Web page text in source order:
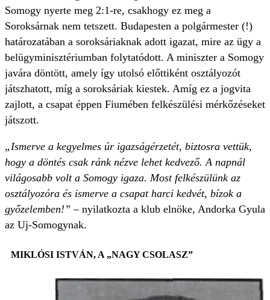
Somogy nyerte meg 2:1-re, csakhogy ez meg a
Soroksárnak nem tetszett. Budapesten a polgármester (!)
határozatában a soroksáriaknak adott igazat, mire az ügy a
belügyminisztériumban folytatódott. A miniszter a Somogy
javára döntött, amely így utolsó előttiként osztályozót
játszhatott, míg a soroksáriak kiestek. Amíg ez a jogvita
zajlott, a csapat éppen Fiumében felkészülési mérkőzéseket
játszott.
„Ismerve a kegyelmes úr igazságérzetét, biztosra vettük,
hogy a döntés csak ránk nézve lehet kedvező. A napnál
világosabb volt a Somogy igaza. Most felkészülünk az
osztályozóra és ismerve a csapat harci kedvét, bízok a
győzelemben!” – nyilatkozta a klub elnöke, Andorka Gyula
az Uj-Somogynak.
MIKLÓSI ISTVÁN, A „NAGY CSOLASZ”